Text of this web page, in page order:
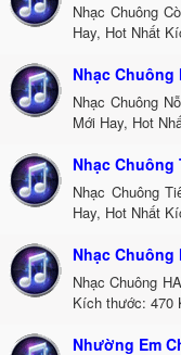
Nhạc Chuông
Hay, Hot Nhất
Nhạc Chuông
Nhạc Chuông
Mới Hay, Hot
Nhạc Chuông
Nhạc Chuông
Hay, Hot Nhất
Nhạc Chuông
Nhạc Chuông
Kích thước:
Nhường Em